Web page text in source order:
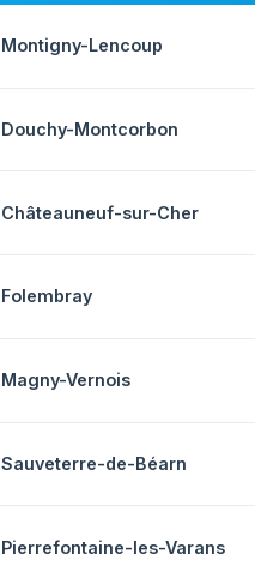
Montigny-Lencoup
Douchy-Montcorbon
Châteauneuf-sur-Cher
Folembray
Magny-Vernois
Sauveterre-de-Béarn
Pierrefontaine-les-Varans